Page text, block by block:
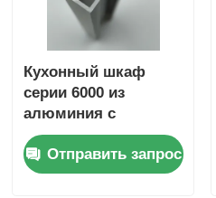
Кухонный шкаф
серии 6000 из
алюминия с
экструдированной
рамкой с
блокировкой от
Отправить запрос